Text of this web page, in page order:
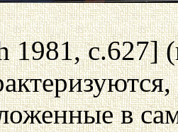
1981, с.627]
в